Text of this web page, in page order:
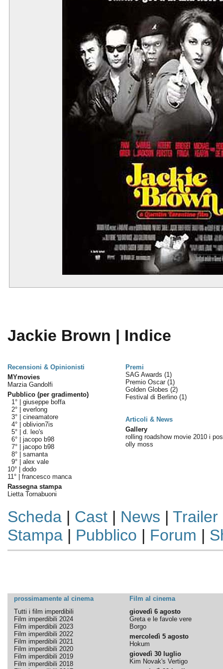
Jackie Brown | Indice
Recensioni & Opinionisti
Premi
MYmovies
Marzia Gandolfi
Pubblico (per gradimento)
1° | giuseppe boffa
2° | everlong
3° | cineamatore
4° | oblivion7is
5° | d. leo's
6° | jacopo b98
7° | jacopo b98
8° | samanta
9° | alex vale
10° | dodo
11° | francesco manca
Rassegna stampa
Lietta Tornabuoni
SAG Awards (1)
Premio Oscar (1)
Golden Globes (2)
Festival di Berlino (1)
Articoli & News
Gallery
rolling roadshow movie 2010 i
olly moss
Scheda| Cast| News | Trailer
Stampa| Pubblico | Forum |
prossimamente al cinema
Film al cinema
Tutti i film imperdibili
Film imperdibili 2024
Film imperdibili 2023
Film imperdibili 2022
Film imperdibili 2021
Film imperdibili 2020
Film imperdibili 2019
Film imperdibili 2018
giovedì 6 agosto
Greta e le favole vere
Borgo
mercoledì 5 agosto
Hokum
giovedì 30 luglio
Kim Novak's Vertigo